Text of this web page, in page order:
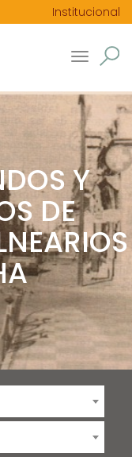
Institucional
Toggle
Y
DE